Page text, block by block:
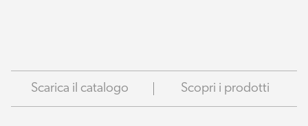
Scarica il catalogo Scopri i prodotti